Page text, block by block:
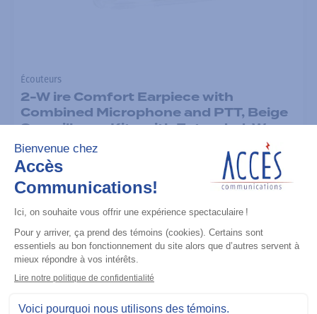
Écouteurs
2-W ire Comfort Earpiece with
Combined Microphone and PTT, Beige
Surveillance Kits with Extended-Wear
Comfort Earpieces include a Low
Noise enhancement (RLN6232)
already attached for extra comfort
and convenience.
Ajouter à la liste